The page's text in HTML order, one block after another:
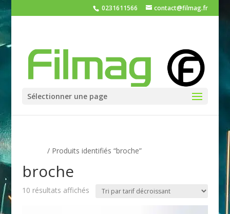
0231611566 contact@filmag.fr
Sélectionner une page
/ Produits identifiés “broche”
broche
10 résultats affichésTrié